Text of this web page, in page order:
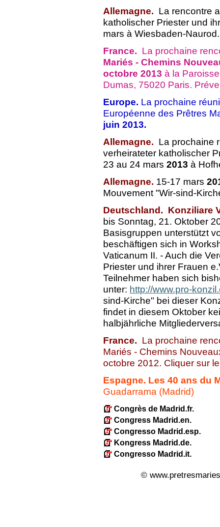
Allemagne. La rencontre
katholischer Priester und
mars à Wiesbaden-Naurod.
France. La prochaine
Mariés - Chemins
octobre 2013 à la
Dumas, 75020 Paris.
Europe. La prochaine
Européenne des Prêtres
juin 2013.
Allemagne. La prochaine
verheirateter katholischer
23 au 24 mars 2013 à
Allemagne. 15-17 mars
Mouvement "Wir-sind-
Deutschland. Konziliare
bis Sonntag, 21. Oktober
Basisgruppen unterstützt
beschäftigen sich in
Vaticanum II. - Auch die
Priester und ihrer Frauen
Teilnehmer haben sich
unter: http://www.pro-
sind-Kirche" bei dieser
findet in diesem Oktober
halbjährliche
France. La prochaine
Mariés - Chemins
octobre 2012. Cliquer sur
Espagne. Les 40 ans du
Guadarrama (Madrid)
Congrès de Madrid.fr.
Congress Madrid.en.
Congresso Madrid.esp.
Kongress Madrid.de.
Congresso Madrid.it.
©